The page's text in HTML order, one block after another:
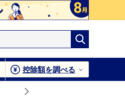
控除額を調べる